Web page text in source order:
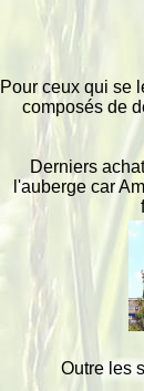
Pour ceux qui se
composés de
Derniers
l'auberge car
Outre les